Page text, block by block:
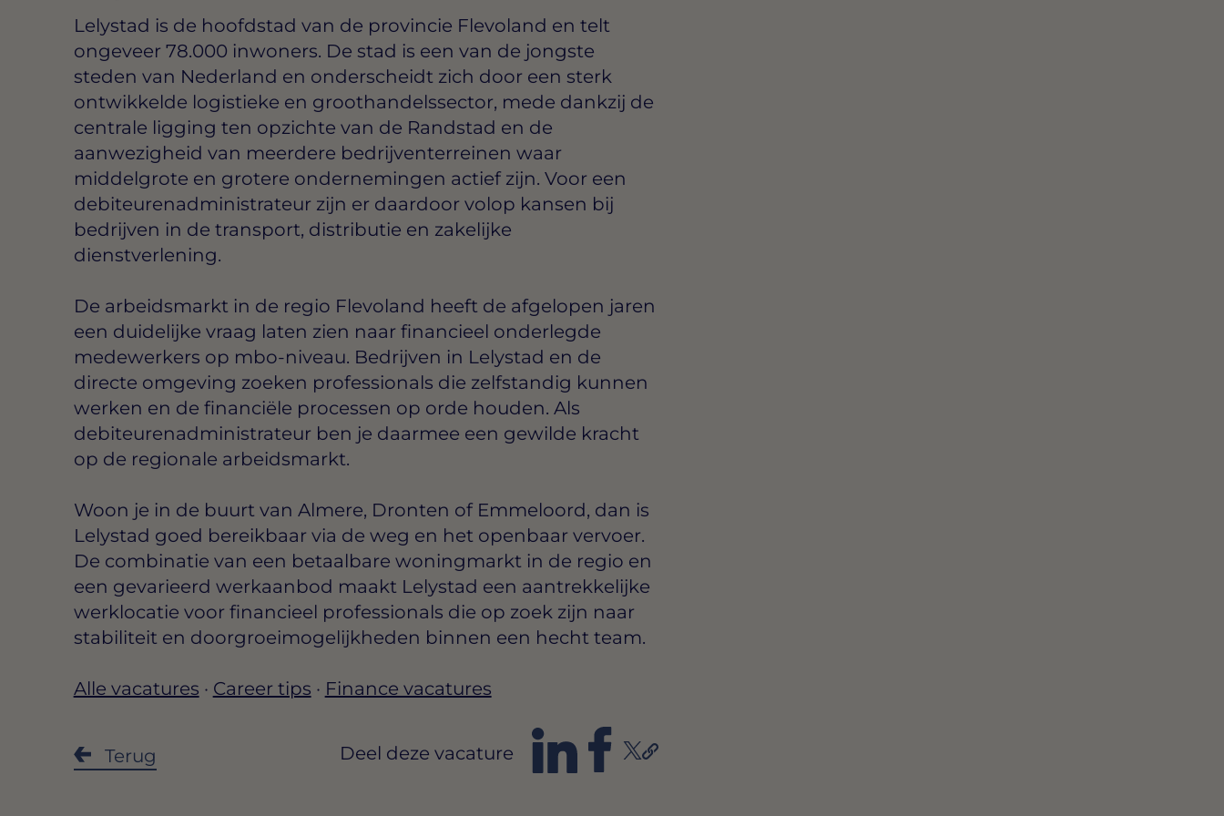
Lelystad is de hoofdstad van de provincie Flevoland en telt
ongeveer 78.000 inwoners. De stad is een van de jongste
steden van Nederland en onderscheidt zich door een sterk
ontwikkelde logistieke en groothandelssector, mede dankzij de
centrale ligging ten opzichte van de Randstad en de
aanwezigheid van meerdere bedrijventerreinen waar
middelgrote en grotere ondernemingen actief zijn. Voor een
debiteurenadministrateur zijn er daardoor volop kansen bij
bedrijven in de transport, distributie en zakelijke
dienstverlening.
De arbeidsmarkt in de regio Flevoland heeft de afgelopen jaren
een duidelijke vraag laten zien naar financieel onderlegde
medewerkers op mbo-niveau. Bedrijven in Lelystad en de
directe omgeving zoeken professionals die zelfstandig kunnen
werken en de financiële processen op orde houden. Als
debiteurenadministrateur ben je daarmee een gewilde kracht
op de regionale arbeidsmarkt.
Woon je in de buurt van Almere, Dronten of Emmeloord, dan is
Lelystad goed bereikbaar via de weg en het openbaar vervoer.
De combinatie van een betaalbare woningmarkt in de regio en
een gevarieerd werkaanbod maakt Lelystad een aantrekkelijke
werklocatie voor financieel professionals die op zoek zijn naar
stabiliteit en doorgroeimogelijkheden binnen een hecht team.
Alle vacatures · Career tips · Finance vacatures
Terug Deel deze vacature